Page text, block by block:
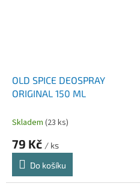
OLD SPICE DEOSPRAY
ORIGINAL 150 ML
Skladem (23 ks)
79 Kč / ks
Do košíku